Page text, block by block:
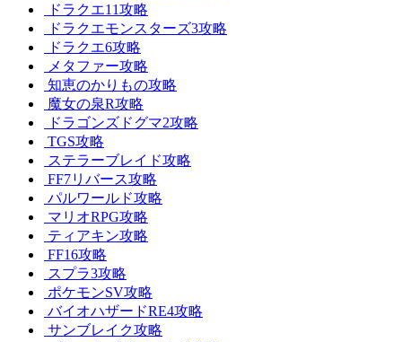
ドラクエ11攻略
ドラクエモンスターズ3攻略
ドラクエ6攻略
メタファー攻略
知恵のかりもの攻略
魔女の泉R攻略
ドラゴンズドグマ2攻略
TGS攻略
ステラーブレイド攻略
FF7リバース攻略
パルワールド攻略
マリオRPG攻略
ティアキン攻略
FF16攻略
スプラ3攻略
ポケモンSV攻略
バイオハザードRE4攻略
サンブレイク攻略